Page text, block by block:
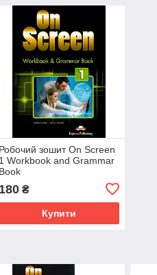
Робочий зошит On Screen
1 Workbook and Grammar
Book
180₴
Купити